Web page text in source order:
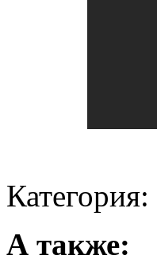
Категория:
А также: